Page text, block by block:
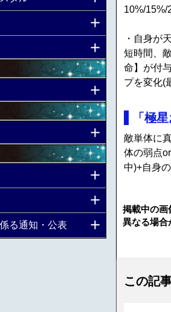
10%/15%/
・自身が
短時間、
命】が付
プを変化(
「極
敵単体に
体の弱点
中)+自身
掲載中の画
異なる場合
この記
る通知・公表